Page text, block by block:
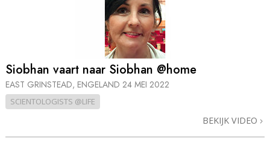
Siobhan vaart naar Siobhan @home
EAST GRINSTEAD, ENGELAND 24 MEI 2022
SCIENTOLOGISTS @LIFE
BEKIJK VIDEO